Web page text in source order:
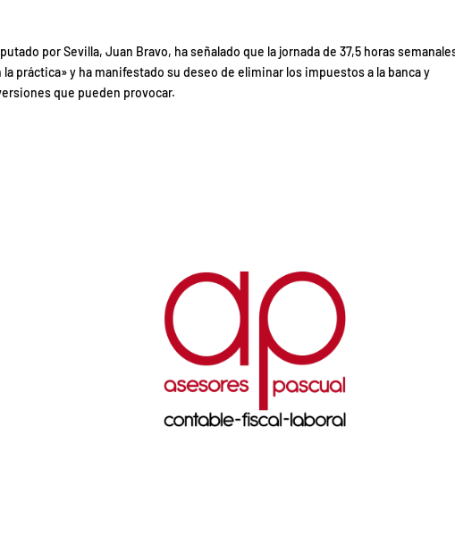
por Sevilla, Juan Bravo, ha señalado que la jornada de 37,5 horas
la práctica» y ha manifestado su deseo de eliminar los impuestos a la banca y
que pueden provocar.